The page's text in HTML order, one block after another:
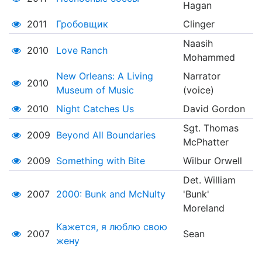
Hagan
2011
Гробовщик Clinger
2010 Love Ranch
Naasih
Mohammed
2010
New Orleans: A Living
Museum of Music
Narrator
(voice)
2010
Night Catches Us David Gordon
2009 Beyond All Boundaries
Sgt. Thomas
McPhatter
2009 Something with Bite Wilbur Orwell
2007 2000: Bunk and McNulty
Det. William
'Bunk'
Moreland
2007
Кажется, я люблю свою
жену
Sean